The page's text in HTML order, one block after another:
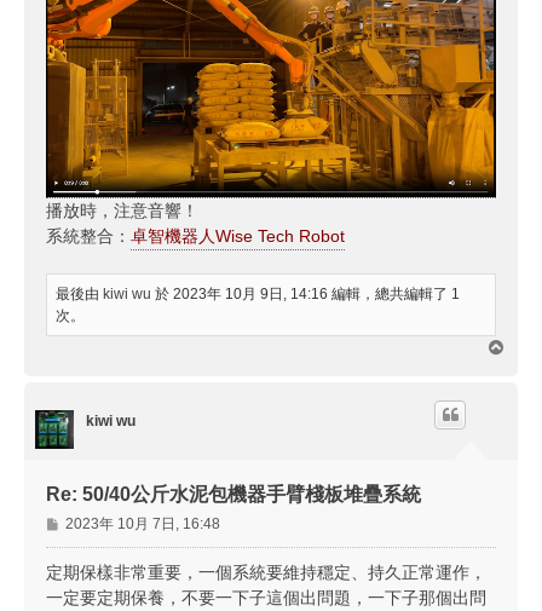
播放時，注意音響！
系統整合： 卓智機器人Wise Tech Robot
最後由 kiwi wu 於 2023年 10月 9日, 14:16 編輯，總共編輯了 1
次。
kiwi wu
Re: 50/40公斤水泥包機器手臂棧板堆疊系統
文
章
2023年 10月 7日, 16:48
定期保樣非常重要，一個系統要維持穩定、持久正常運作，
一定要定期保養，不要一下子這個出問題，一下子那個出問